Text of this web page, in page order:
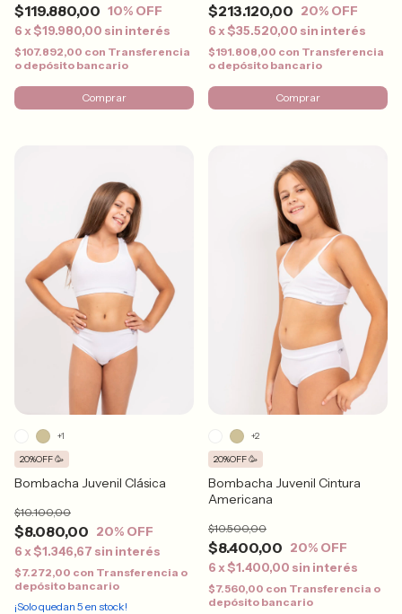
$119.880,00 10% OFF
6 x$19.980,00 sin interés
$107.892,00 con Transferencia
o depósito bancario
Comprar
$213.120,00 20% OFF
6 x$35.520,00 sin interés
$191.808,00 con Transferencia
o depósito bancario
Comprar
Bombacha Juvenil Clásica
$8.080,00
$10.100,00
20% OFF
6 x$1.346,67 sin interés
20%OFF 🥳
$7.272,00 con Transferencia o
depósito bancario
¡Solo quedan 5 en stock!
+1
Bombacha Juvenil Cintura
Americana
$8.400,00
$10.500,00
20% OFF
6 x$1.400,00 sin interés
20%OFF 🥳
$7.560,00 con Transferencia o
depósito bancario
+2